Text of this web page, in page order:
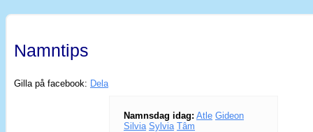
Namntips
Gilla på facebook: Dela
Namnsdag idag: Atle Gideon
Silvia Sylvia Tâm